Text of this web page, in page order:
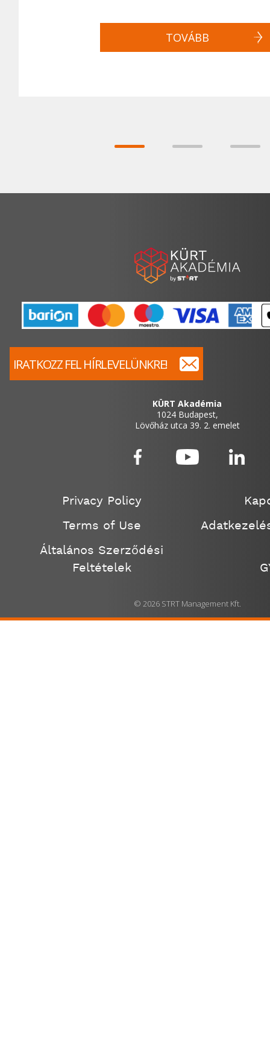
TOVÁBB
KÜRT Akadémia
1024 Budapest,
Lövőház utca 39. 2. emelet
IRATKOZZ FEL HÍRLEVELÜNKRE!
Privacy Policy
Terms of Use
Általános Szerződési
Feltételek
© 2026 STRT Management Kft.